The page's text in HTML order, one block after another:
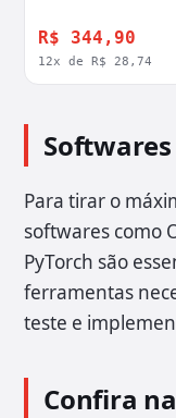
R$ 344,90
12x de R$ 28,74
Para tirar o
softwares como
PyTorch são
ferramentas
teste e
Confira